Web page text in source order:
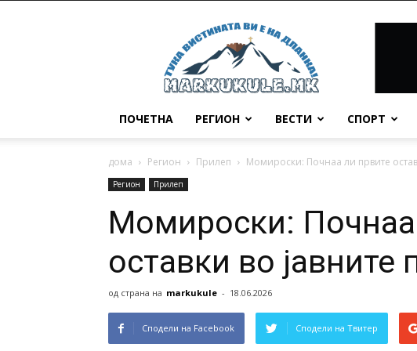
Маркукуле
ПОЧЕТНА РЕГИОН ВЕСТИ СПОРТ
дома Регион Прилеп Момироски: Почнаа ли првите
Регион Прилеп
Момироски:
оставки во јавните
од страна на markukule - 18.06.2026
Сподели на Facebook Сподели на Твитер